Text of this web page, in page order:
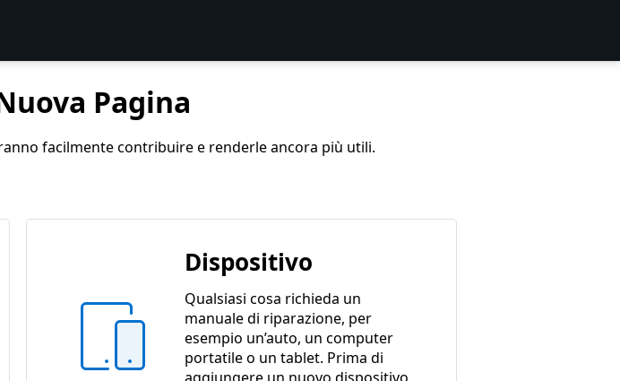
Pagina
facilmente contribuire e renderle ancora più utili.
Dispositivo
Qualsiasi cosa richieda un
manuale di riparazione, per
esempio un’auto, un computer
portatile o un tablet. Prima di